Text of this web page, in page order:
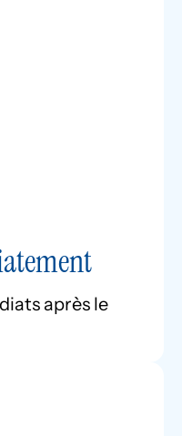
après le